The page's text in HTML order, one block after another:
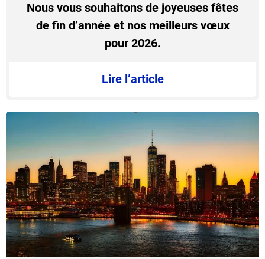
Nous vous souhaitons de joyeuses fêtes
de fin d’année et nos meilleurs vœux
pour 2026.
Lire l’article